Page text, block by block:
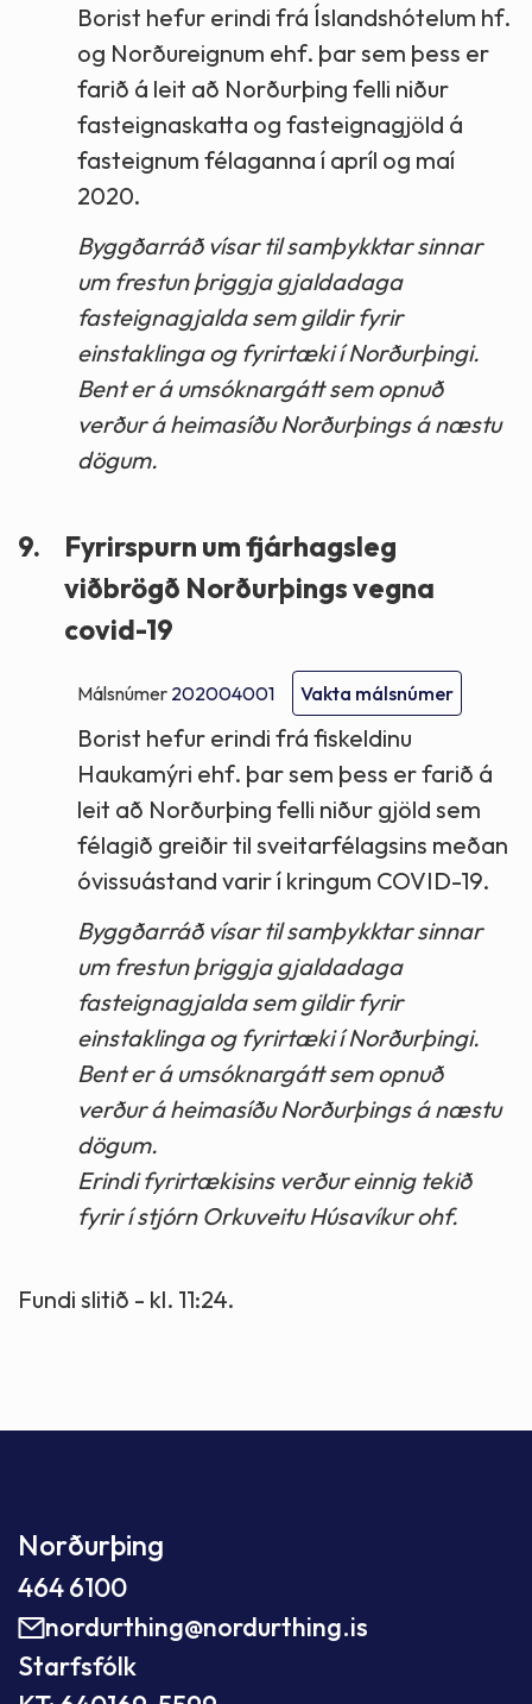
Borist hefur erindi frá Íslandshótelum hf.
og Norðureignum ehf. þar sem þess er
farið á leit að Norðurþing felli niður
fasteignaskatta og fasteignagjöld á
fasteignum félaganna í apríl og maí
2020.
Byggðarráð vísar til samþykktar sinnar
um frestun þriggja gjaldadaga
fasteignagjalda sem gildir fyrir
einstaklinga og fyrirtæki í Norðurþingi.
Bent er á umsóknargátt sem opnuð
verður á heimasíðu Norðurþings á næstu
dögum.
9.
Fyrirspurn um fjárhagsleg
viðbrögð Norðurþings vegna
covid-19
Málsnúmer 202004001 Vakta málsnúmer
Borist hefur erindi frá fiskeldinu
Haukamýri ehf. þar sem þess er farið á
leit að Norðurþing felli niður gjöld sem
félagið greiðir til sveitarfélagsins meðan
óvissuástand varir í kringum COVID-19.
Byggðarráð vísar til samþykktar sinnar
um frestun þriggja gjaldadaga
fasteignagjalda sem gildir fyrir
einstaklinga og fyrirtæki í Norðurþingi.
Bent er á umsóknargátt sem opnuð
verður á heimasíðu Norðurþings á næstu
dögum.
Erindi fyrirtækisins verður einnig tekið
fyrir í stjórn Orkuveitu Húsavíkur ohf.
Fundi slitið - kl. 11:24.
Norðurþing
464 6100
nordurthing@nordurthing.is
Starfsfólk